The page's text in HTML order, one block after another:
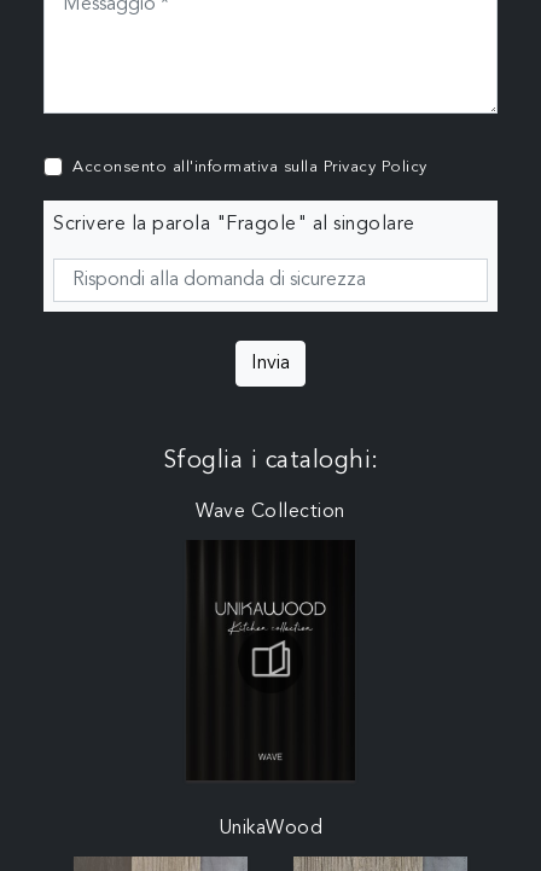
Acconsento all'informativa sulla Privacy Policy
Scrivere la parola "Fragole" al singolare
Invia
Sfoglia i cataloghi:
Wave Collection
UnikaWood